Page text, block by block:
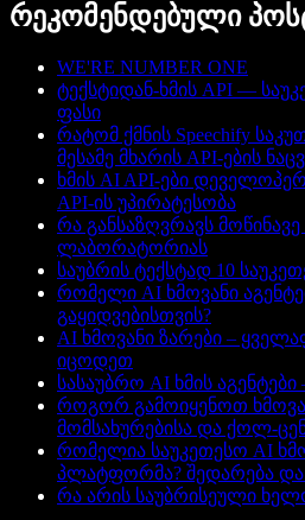
რეკომენდებული
WE'RE NUMBER ONE
ტექსტიდან-ხმის API —
ფასი
რატომ ქმნის Speechify
მესამე მხარის API-ების
ხმის AI API-ები
API-ის უპირატესობა
რა განსაზღვრავს
ლაბორატორიას
საუბრის ტექსტად 10
რომელი AI ხმოვანი
გაყიდვებისთვის?
AI ხმოვანი ზარები –
იცოდეთ
სასაუბრო AI ხმის
როგორ გამოიყენოთ
მომსახურებისა და ქოლ-
რომელია საუკეთესო AI
პლატფორმა? შედარება და
რა არის საუბრისეული